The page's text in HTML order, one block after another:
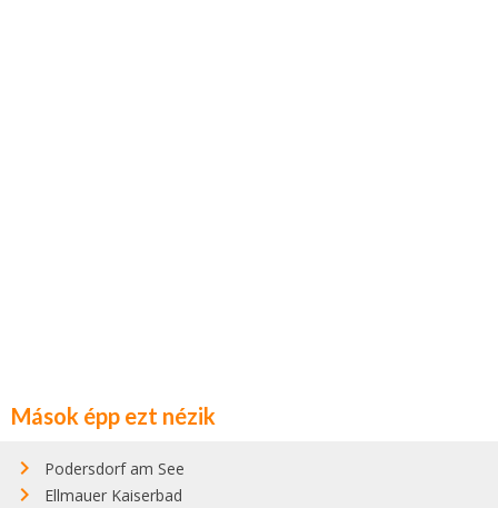
Mások épp ezt nézik
Podersdorf am See
Ellmauer Kaiserbad